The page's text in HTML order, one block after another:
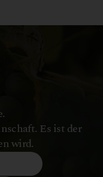
Es ist der
wird.